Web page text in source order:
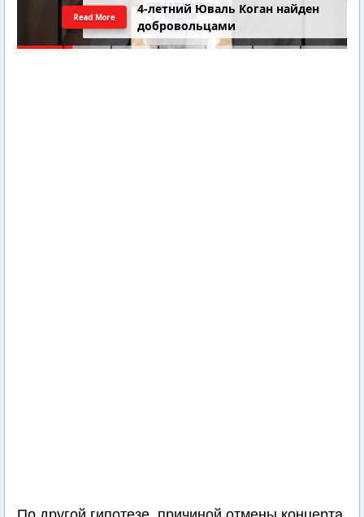
4-летний Юваль Коган найден
добровольцами
Read More